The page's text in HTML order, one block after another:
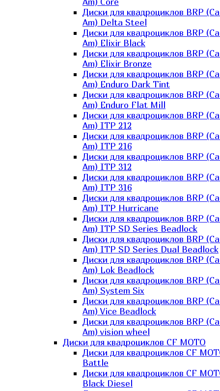
Диски для квадроциклов BRP
Am) Delta Steel
Диски для квадроциклов BRP
Am) Elixir Black
Диски для квадроциклов BRP
Am) Elixir Bronze
Диски для квадроциклов BRP
Am) Enduro Dark Tint
Диски для квадроциклов BRP
Am) Enduro Flat Mill
Диски для квадроциклов BRP
Am) ITP 212
Диски для квадроциклов BRP
Am) ITP 216
Диски для квадроциклов BRP
Am) ITP 312
Диски для квадроциклов BRP
Am) ITP 316
Диски для квадроциклов BRP
Am) ITP Hurricane
Диски для квадроциклов BRP
Am) ITP SD Series Beadlock
Диски для квадроциклов BRP
Am) ITP SD Series Dual Beadlock
Диски для квадроциклов BRP
Am) Lok Beadlock
Диски для квадроциклов BRP
Am) System Six
Диски для квадроциклов BRP
Am) Vice Beadlock
Диски для квадроциклов BRP
Am) vision wheel
Диски для квадроциклов CF MOTO
Диски для квадроциклов CF
Battle
Диски для квадроциклов CF
Black Diesel